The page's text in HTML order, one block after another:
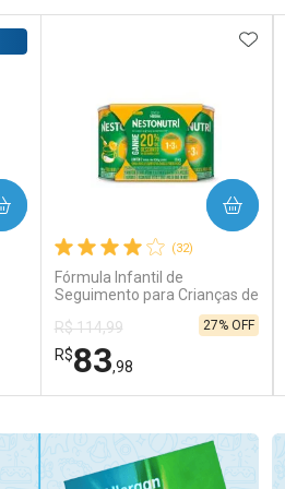
(32)
Fórmula Infantil de
Seguimento para Crianças de
Primeira Infância Nestonutri
2 Unidades de 800g cada
R$ 114,99
R$83,98
27% OFF
COMPRAR
Laboratório
Por Menos